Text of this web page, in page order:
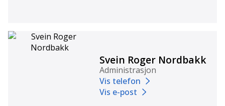
Svein Roger Nordbakk
Administrasjon
Vis telefon
Vis e-post